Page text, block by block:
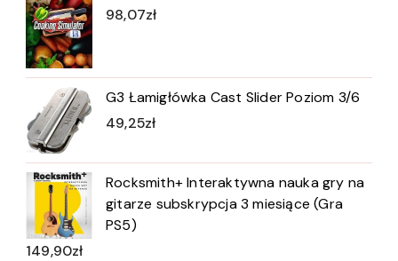
98,07zł
G3 Łamigłówka Cast Slider Poziom 3/6
49,25zł
Rocksmith+ Interaktywna nauka gry na
gitarze subskrypcja 3 miesiące (Gra
PS5)
149,90zł